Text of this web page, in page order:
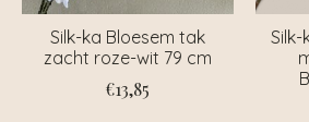
Silk-ka Bloesem tak
zacht roze-wit 79 cm
€13,85